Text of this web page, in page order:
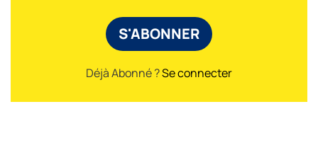
S'ABONNER
Déjà Abonné ?Se connecter